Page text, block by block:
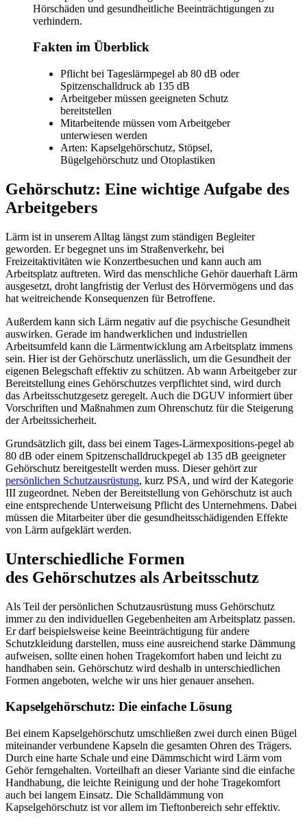
Hörschäden und gesundheitliche Beeinträchtigungen zu
verhindern.
Fakten im Überblick
Pflicht bei Tageslärmpegel ab 80 dB oder
Spitzenschalldruck ab 135 dB
Arbeitgeber müssen geeigneten Schutz
bereitstellen
Mitarbeitende müssen vom Arbeitgeber
unterwiesen werden
Arten: Kapselgehörschutz, Stöpsel,
Bügelgehörschutz und Otoplastiken
Gehörschutz: Eine wichtige Aufgabe des
Arbeitgebers
Lärm ist in unserem Alltag längst zum ständigen Begleiter
geworden. Er begegnet uns im Straßenverkehr, bei
Freizeitaktivitäten wie Konzertbesuchen und kann auch am
Arbeitsplatz auftreten. Wird das menschliche Gehör dauerhaft Lärm
ausgesetzt, droht langfristig der Verlust des Hörvermögens und das
hat weitreichende Konsequenzen für Betroffene.
Außerdem kann sich Lärm negativ auf die psychische Gesundheit
auswirken. Gerade im handwerklichen und industriellen
Arbeitsumfeld kann die Lärmentwicklung am Arbeitsplatz immens
sein. Hier ist der Gehörschutz unerlässlich, um die Gesundheit der
eigenen Belegschaft effektiv zu schützen. Ab wann Arbeitgeber zur
Bereitstellung eines Gehörschutzes verpflichtet sind, wird durch
das Arbeitsschutzgesetz geregelt. Auch die DGUV informiert über
Vorschriften und Maßnahmen zum Ohrenschutz für die Steigerung
der Arbeitssicherheit.
Grundsätzlich gilt, dass bei einem Tages-Lärmexpositions-pegel ab
80 dB oder einem Spitzenschalldruckpegel ab 135 dB geeigneter
Gehörschutz bereitgestellt werden muss. Dieser gehört zur
persönlichen Schutzausrüstung, kurz PSA, und wird der Kategorie
III zugeordnet. Neben der Bereitstellung von Gehörschutz ist auch
eine entsprechende Unterweisung Pflicht des Unternehmens. Dabei
müssen die Mitarbeiter über die gesundheitsschädigenden Effekte
von Lärm aufgeklärt werden.
Unterschiedliche Formen
des Gehörschutzes als Arbeitsschutz
Als Teil der persönlichen Schutzausrüstung muss Gehörschutz
immer zu den individuellen Gegebenheiten am Arbeitsplatz passen.
Er darf beispielsweise keine Beeinträchtigung für andere
Schutzkleidung darstellen, muss eine ausreichend starke Dämmung
aufweisen, sollte einen hohen Tragekomfort haben und leicht zu
handhaben sein. Gehörschutz wird deshalb in unterschiedlichen
Formen angeboten, welche wir uns hier genauer ansehen.
Kapselgehörschutz: Die einfache Lösung
Bei einem Kapselgehörschutz umschließen zwei durch einen Bügel
miteinander verbundene Kapseln die gesamten Ohren des Trägers.
Durch eine harte Schale und eine Dämmschicht wird Lärm vom
Gehör ferngehalten. Vorteilhaft an dieser Variante sind die einfache
Handhabung, die leichte Reinigung und der hohe Tragekomfort
auch bei langem Einsatz. Die Schalldämmung von
Kapselgehörschutz ist vor allem im Tieftonbereich sehr effektiv.